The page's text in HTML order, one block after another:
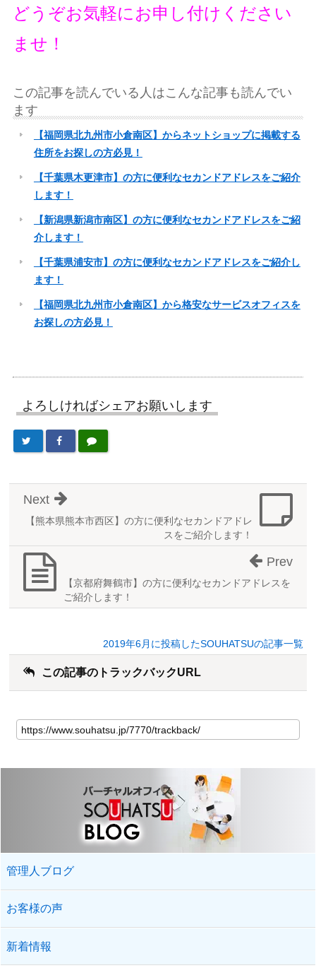
どうぞお気軽にお申し付けください
ませ！
この記事を読んでいる人はこんな記事も読んでい
ます
【福岡県北九州市小倉南区】からネットショップに掲載する
住所をお探しの方必見！
【千葉県木更津市】の方に便利なセカンドアドレスをご紹介
します！
【新潟県新潟市南区】の方に便利なセカンドアドレスをご紹
介します！
【千葉県浦安市】の方に便利なセカンドアドレスをご紹介し
ます！
【福岡県北九州市小倉南区】から格安なサービスオフィスを
お探しの方必見！
よろしければシェアお願いします
【熊本県熊本市西区】の方に便利なセカンドアドレ
スをご紹介します！
Next
【京都府舞鶴市】の方に便利なセカンドアドレスを
ご紹介します！
Prev
2019年6月に投稿したSOUHATSUの記事一覧
この記事のトラックバックURL
管理人ブログ
お客様の声
新着情報